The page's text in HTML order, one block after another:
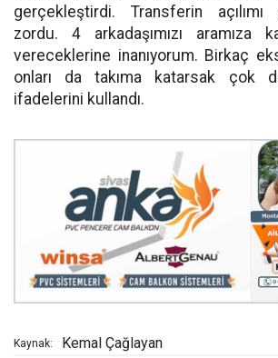
gerçekleştirdi. Transferin
zordu. 4 arkadaşımızı aramıza
vereceklerine inanıyorum. Birkaç
onları da takıma katarsak çok
ifadelerini kullandı.
Kaynak: Kemal Çağlayan